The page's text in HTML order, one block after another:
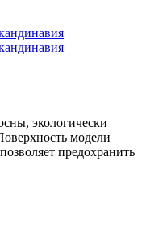
экологически
модели
предохранить